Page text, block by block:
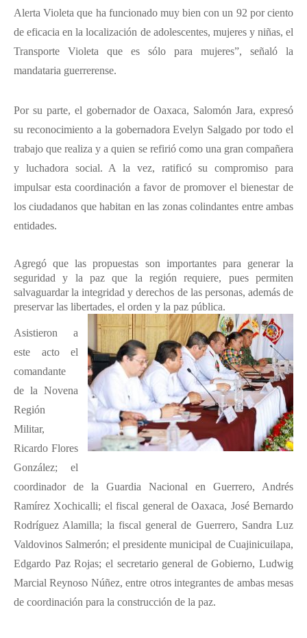
Alerta Violeta que ha funcionado muy bien con un 92 por ciento
de eficacia en la localización de adolescentes, mujeres y niñas, el
Transporte Violeta que es sólo para mujeres”, señaló la
mandataria guerrerense.
Por su parte, el gobernador de Oaxaca, Salomón Jara, expresó
su reconocimiento a la gobernadora Evelyn Salgado por todo el
trabajo que realiza y a quien se refirió como una gran compañera
y luchadora social. A la vez, ratificó su compromiso para
impulsar esta coordinación a favor de promover el bienestar de
los ciudadanos que habitan en las zonas colindantes entre ambas
entidades.
Agregó que las propuestas son importantes para generar la
seguridad y la paz que la región requiere, pues permiten
salvaguardar la integridad y derechos de las personas, además de
preservar las libertades, el orden y la paz pública.
Asistieron a
este acto el
comandante
de la Novena
Región
Militar,
Ricardo Flores
González; el
coordinador de la Guardia Nacional en Guerrero, Andrés
Ramírez Xochicalli; el fiscal general de Oaxaca, José Bernardo
Rodríguez Alamilla; la fiscal general de Guerrero, Sandra Luz
Valdovinos Salmerón; el presidente municipal de Cuajinicuilapa,
Edgardo Paz Rojas; el secretario general de Gobierno, Ludwig
Marcial Reynoso Núñez, entre otros integrantes de ambas mesas
de coordinación para la construcción de la paz.